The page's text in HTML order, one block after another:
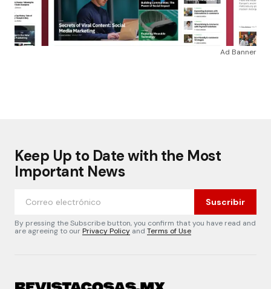
Ad Banner
Keep Up to Date with the Most
Important News
Suscribir
By pressing the Subscribe button, you confirm that you have read and
are agreeing to ourPrivacy Policy and Terms of Use